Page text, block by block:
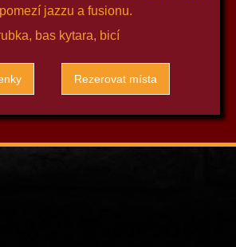
jazzu a fusionu.
bas kytara, bicí
Rezerovat místa